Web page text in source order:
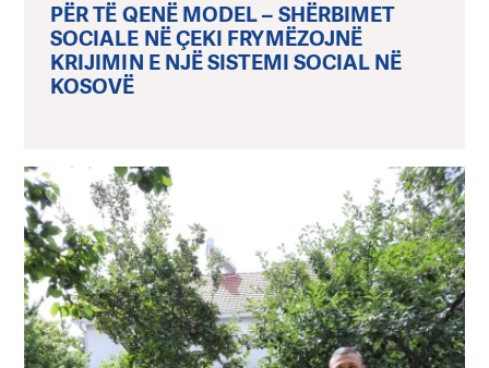
PËR TË QENË MODEL – SHËRBIMET
SOCIALE NË ÇEKI FRYMËZOJNË
KRIJIMIN E NJË SISTEMI SOCIAL NË
KOSOVË